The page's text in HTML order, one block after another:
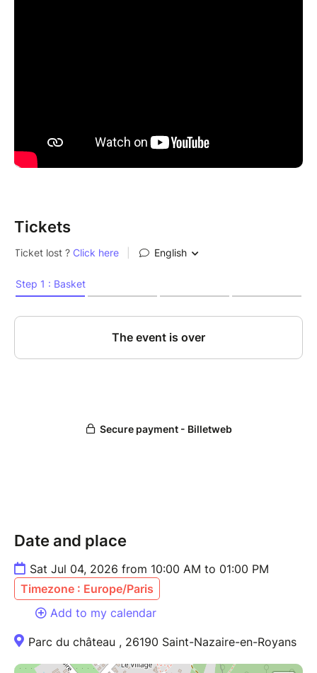
https://www.youtube.com/channel/
Tickets
Date and place
Sat Jul 04, 2026 from 10:00 AM to 01:00 PM
Timezone : Europe/Paris
Add to my calendar
Parc du château , 26190 Saint-Nazaire-en-Royans